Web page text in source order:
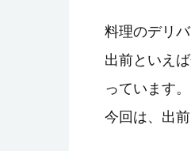
料理のデリ
出前といえ
っています。
今回は、出